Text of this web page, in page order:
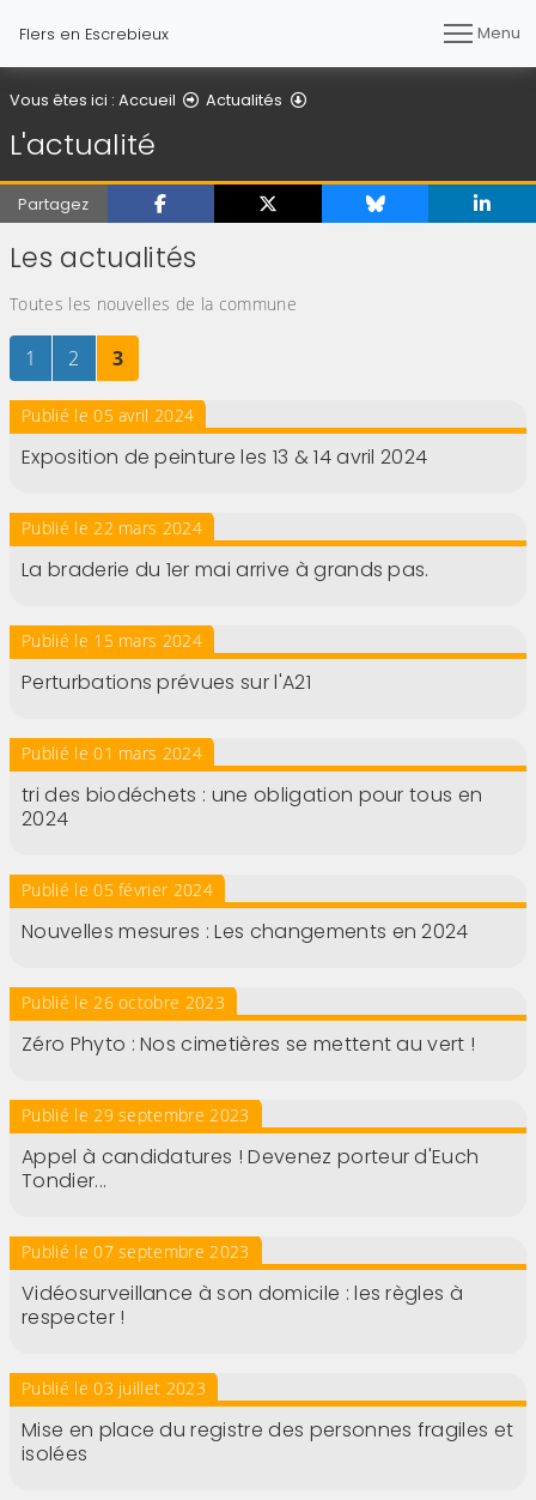
Flers en Escrebieux Menu
Vous êtes ici : Accueil Actualités
L'actualité
Partagez
Les actualités
Toutes les nouvelles de la commune
Page
1 sur 3Page
2 sur 3Page
3sur 3
Publié le 05 avril 2024
Exposition de peinture les 13 & 14 avril 2024
Publié le 22 mars 2024
La braderie du 1er mai arrive à grands pas.
Publié le 15 mars 2024
Perturbations prévues sur l'A21
Publié le 01 mars 2024
tri des biodéchets : une obligation pour tous en
2024
Publié le 05 février 2024
Nouvelles mesures : Les changements en 2024
Publié le 26 octobre 2023
Zéro Phyto : Nos cimetières se mettent au vert !
Publié le 29 septembre 2023
Appel à candidatures ! Devenez porteur d'Euch
Tondier...
Publié le 07 septembre 2023
Vidéosurveillance à son domicile : les règles à
respecter !
Publié le 03 juillet 2023
Mise en place du registre des personnes fragiles et
isolées